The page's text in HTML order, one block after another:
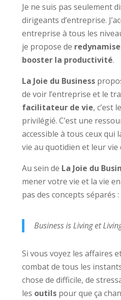
Je ne suis pas seulement
dirigeants d’entreprise.
entreprise à tous les
je propose de
booster la productivité.
La Joie du Business
de voir l’entreprise et le
facilitateur de vie, c’est le
privilégié. C’est une
accessible à tous ceux
vie au quotidien et leur vie
Au sein de La Joie du
mener votre vie et la vie
pas des concepts séparés :
Business is Living et
Si vous voyez les affaires
combat de tous les
chose de difficile, de
les outilspour que ça